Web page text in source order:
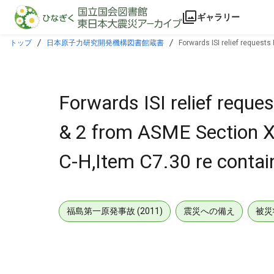
本文に飛ぶ
ギャラリー
トップ 日本原子力研究開発機構図書館蔵書 Forwards ISI relief requests
Forwards ISI relief
& 2 from ASME Section
C-H,Item C7.30 re
福島第一原発事故 (2011) 震災への備え 被災